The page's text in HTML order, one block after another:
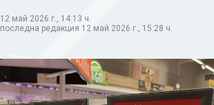
12 май 2026 г., 14:13 ч.
последна редакция 12 май 2026 г., 15:28 ч.